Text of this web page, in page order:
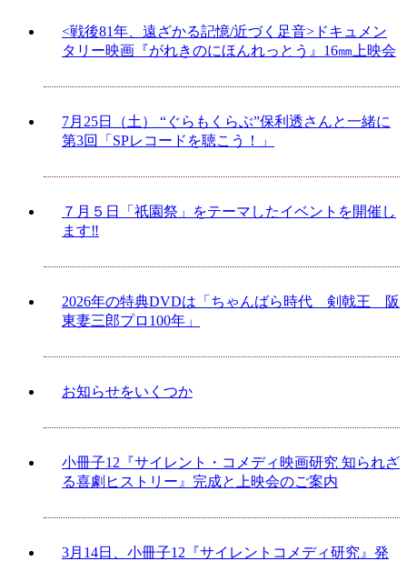
<戦後81年、遠ざかる記憶/近づく足音>ドキュメン
タリー映画『がれきのにほんれっとう』16㎜上映会
7月25日（土） “ぐらもくらぶ”保利透さんと一緒に
第3回「SPレコードを聴こう！」
７月５日「祇園祭」をテーマしたイベントを開催し
ます‼
2026年の特典DVDは「ちゃんばら時代 剣戟王 阪
東妻三郎プロ100年」
お知らせをいくつか
小冊子12『サイレント・コメディ映画研究 知られざ
る喜劇ヒストリー』完成と上映会のご案内
3月14日、小冊子12『サイレントコメディ研究』発